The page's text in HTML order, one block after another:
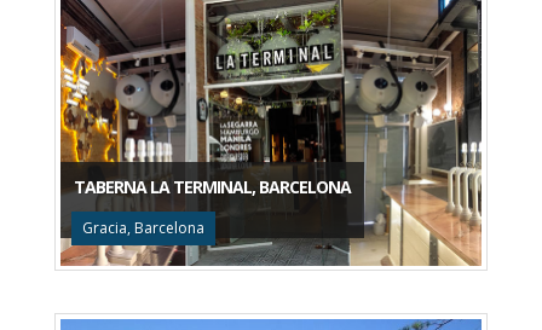
TABERNA LA TERMINAL, BARCELONA
Gracia, Barcelona